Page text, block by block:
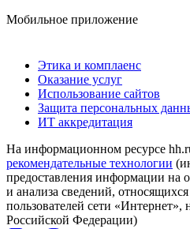
Мобильное приложение
Этика и комплаенс
Оказание услуг
Использование сайтов
Защита персональных
ИТ аккредитация
На информационном ресурсе
рекомендательные технологии
предоставления информации на
и анализа сведений,
пользователей сети «Интернет»,
Российской Федерации)